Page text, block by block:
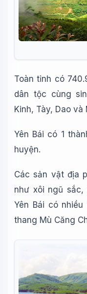
Toàn tỉnh có
dân tộc cùng
Kinh, Tày, Dao và
Yên Bái có 1
huyện.
Các sản vật địa
như xôi ngũ
Yên Bái có
thang Mù Căng